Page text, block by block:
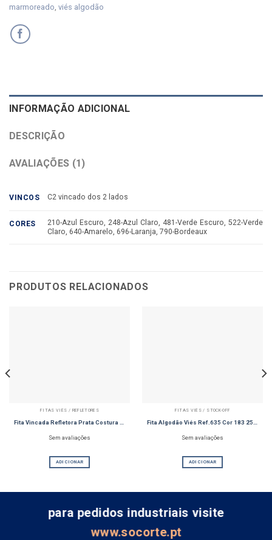
marmoreado viés algodão
INFORMAÇÃO ADICIONAL
DESCRIÇÃO
AVALIAÇÕES (1)
VINCOS C2 vincado dos 2 lados
CORES
210-Azul Escuro, 248-Azul Claro, 481-Verde Escuro, 522-Verde
Claro, 640-Amarelo, 696-Laranja, 790-Bordeaux
PRODUTOS RELACIONADOS
FITAS VIÉS / REFLETORES
Sem avaliações
ADICIONAR
FITAS VIÉS / STOCK-OFF
Sem avaliações
ADICIONAR
para pedidos industriais visite
www.socorte.pt